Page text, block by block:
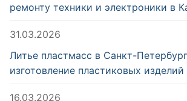
ремонту техники и электроники в
31.03.2026
Литье пластмасс в Санкт-
изготовление пластиковых изделий
16.03.2026